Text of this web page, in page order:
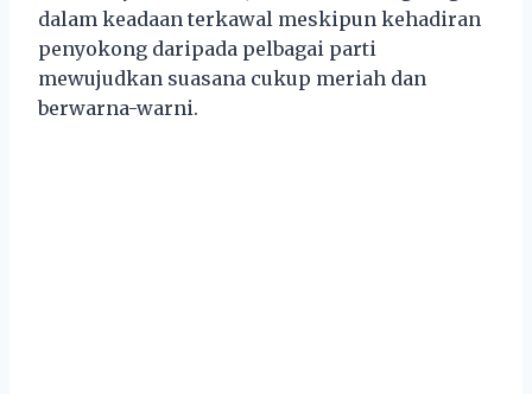
dalam keadaan terkawal meskipun kehadiran
penyokong daripada pelbagai parti
mewujudkan suasana cukup meriah dan
berwarna-warni.